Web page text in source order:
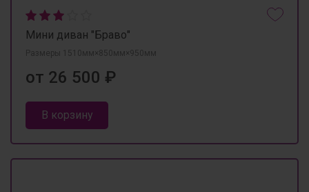
Мини диван "Браво"
Размеры 1510мм×850мм×950мм
от 26 500 ₽
В корзину